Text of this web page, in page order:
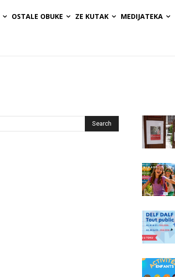
OSTALE OBUKE ZE KUTAK MEDIJATEKA
Search